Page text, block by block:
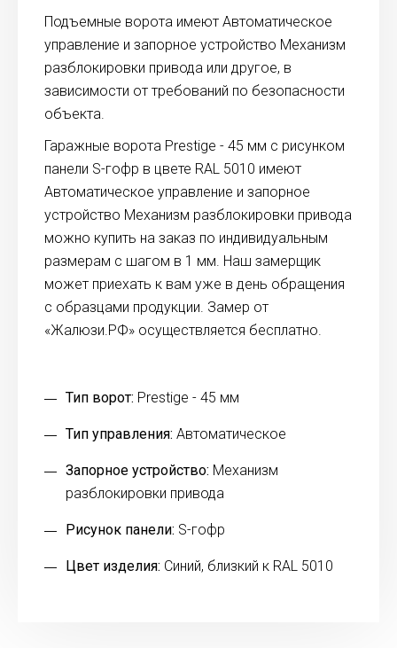
Подъемные ворота имеют Автоматическое
управление и запорное устройство Механизм
разблокировки привода или другое, в
зависимости от требований по безопасности
объекта.
Гаражные ворота Prestige - 45 мм с рисунком
панели S-гофр в цвете RAL 5010 имеют
Автоматическое управление и запорное
устройство Механизм разблокировки привода
можно купить на заказ по индивидуальным
размерам с шагом в 1 мм. Наш замерщик
может приехать к вам уже в день обращения
с образцами продукции. Замер от
«Жалюзи.РФ» осуществляется бесплатно.
Тип ворот: Prestige - 45 мм
Тип управления: Автоматическое
Запорное устройство: Механизм
разблокировки привода
Рисунок панели: S-гофр
Цвет изделия: Синий, близкий к RAL 5010